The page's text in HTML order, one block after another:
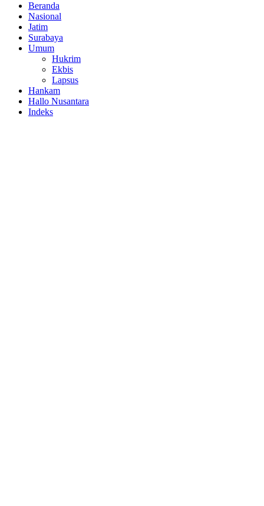
Beranda
Nasional
Jatim
Surabaya
Umum
Hukrim
Ekbis
Lapsus
Hankam
Hallo Nusantara
Indeks